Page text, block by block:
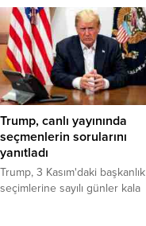
Trump, canlı yayınında
seçmenlerin sorularını
yanıtladı
Trump, 3 Kasım'daki başkanlık
seçimlerine sayılı günler kala